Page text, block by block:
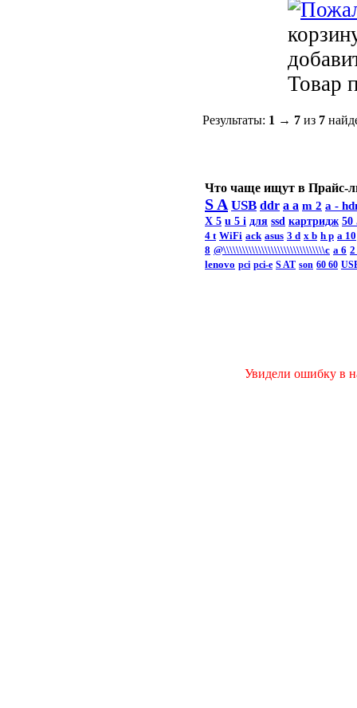
Товар
Результаты: 1 → 7 из 7
Что чаще ищут в Прайс-
S A USB ddr a a m 2 a -
X 5 u 5 i для ssd картридж 50
4 t WiFi ack asus 3 d x b h p a 10
8 @\\\\\\\\\\\\\\\\\\\\\\\\\\\\\\\\c а 6
lenovo pci pci-e S AT son 60 60
Увидели ошибку в